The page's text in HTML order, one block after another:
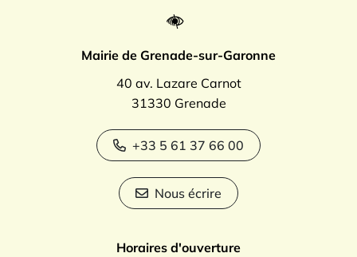
Mairie de Grenade-sur-Garonne
40 av. Lazare Carnot
31330 Grenade
+33 5 61 37 66 00
Nous écrire
Horaires d'ouverture